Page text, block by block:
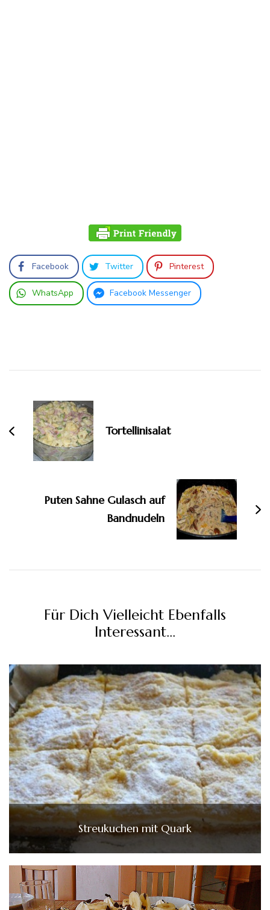
Facebook Twitter Pinterest
WhatsApp Facebook Messenger
Tortellinisalat
Puten Sahne Gulasch auf
Bandnudeln
Für Dich Vielleicht Ebenfalls
Interessant...
Streukuchen mit Quark